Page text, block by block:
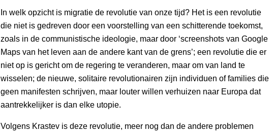
In welk opzicht is migratie de revolutie van onze tijd? Het is een revolutie
die niet is gedreven door een voorstelling van een schitterende toekomst,
zoals in de communistische ideologie, maar door ‘screenshots van Google
Maps van het leven aan de andere kant van de grens’; een revolutie die er
niet op is gericht om de regering te veranderen, maar om van land te
wisselen; de nieuwe, solitaire revolutionairen zijn individuen of families die
geen manifesten schrijven, maar louter willen verhuizen naar Europa dat
aantrekkelijker is dan elke utopie.
Volgens Krastev is deze revolutie, meer nog dan de andere problemen